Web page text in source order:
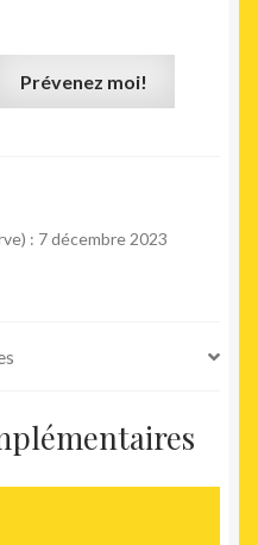
Prévenez moi!
: 7 décembre 2023